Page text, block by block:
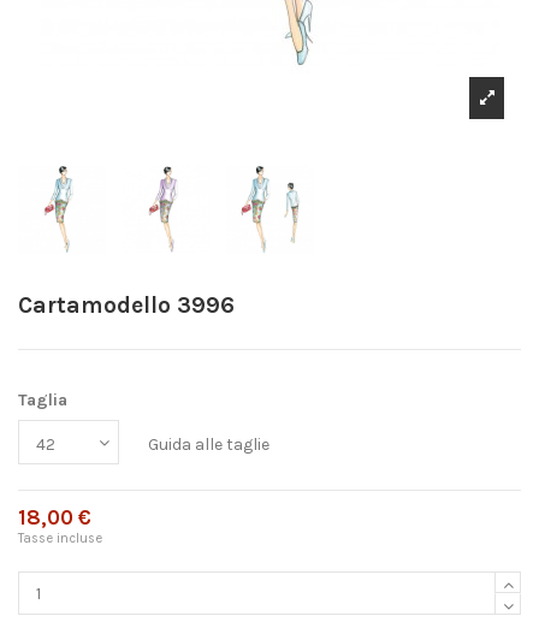
Cartamodello 3996
Taglia
Guida alle taglie
18,00 €
Tasse incluse